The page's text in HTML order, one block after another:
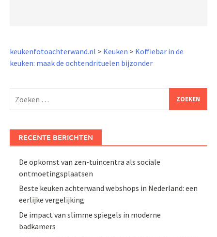
keukenfotoachterwand.nl > Keuken > Koffiebar in de
keuken: maak de ochtendrituelen bijzonder
naar:
RECENTE BERICHTEN
De opkomst van zen-tuincentra als sociale
ontmoetingsplaatsen
Beste keuken achterwand webshops in Nederland: een
eerlijke vergelijking
De impact van slimme spiegels in moderne
badkamers